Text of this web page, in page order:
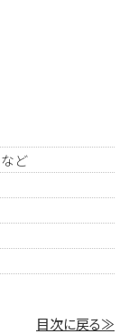
ど
目次に戻る≫